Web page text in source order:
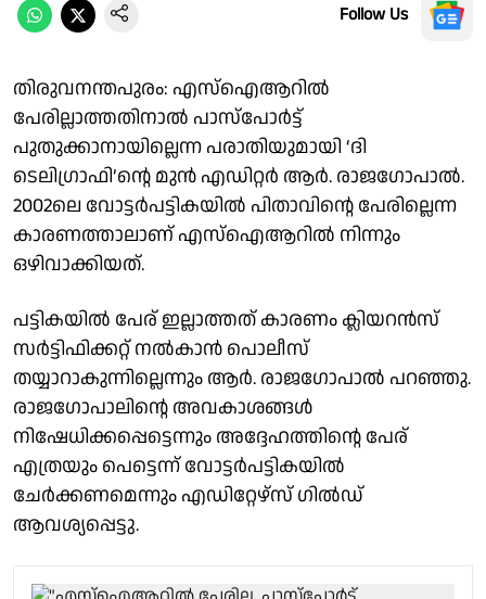
Follow Us
തിരുവനന്തപുരം: എസ്ഐആറിൽ
പേരില്ലാത്തതിനാൽ പാസ്‌പോർട്ട്
പുതുക്കാനായില്ലെന്ന പരാതിയുമായി ‘ദി
ടെലിഗ്രാഫി’ൻ്റെ മുൻ എഡിറ്റർ ആർ. രാജഗോപാൽ.
2002ലെ വോട്ടർപട്ടികയിൽ പിതാവിൻ്റെ പേരില്ലെന്ന
കാരണത്താലാണ് എസ്ഐആറിൽ നിന്നും
ഒഴിവാക്കിയത്.
പട്ടികയിൽ പേര് ഇല്ലാത്തത് കാരണം ക്ലിയറൻസ്
സർട്ടിഫിക്കറ്റ് നൽകാൻ പൊലീസ്
തയ്യാറാകുന്നില്ലെന്നും ആർ. രാജഗോപാൽ പറഞ്ഞു.
രാജഗോപാലിൻ്റെ അവകാശങ്ങൾ
നിഷേധിക്കപ്പെട്ടെന്നും അദ്ദേഹത്തിൻ്റെ പേര്
എത്രയും പെട്ടെന്ന് വോട്ടർപട്ടികയിൽ
ചേർക്കണമെന്നും എഡിറ്റേഴ്സ് ഗിൽഡ്
ആവശ്യപ്പെട്ടു.